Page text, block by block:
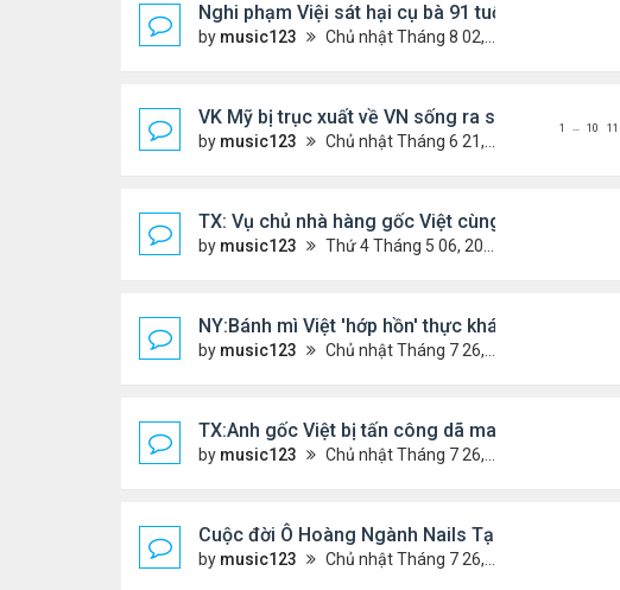
Nghi phạm Việi sát hại cụ bà 91 tuổi, phi tang
by music123 Chủ nhật Tháng 8 02, 2026 6:14 pm
VK Mỹ bị trục xuất về VN sống ra sao
by music123 Chủ nhật Tháng 6 21, 2026 7:33 pm
1 … 10 11
TX: Vụ chủ nhà hàng gốc Việt cùng hai con bị
by music123 Thứ 4 Tháng 5 06, 2026 4:53 am
NY:Bánh mì Việt 'hớp hồn' thực khách Mỹ
by music123 Chủ nhật Tháng 7 26, 2026 4:58 pm
TX:Anh gốc Việt bị tấn công dã man, khó qua khỏi
by music123 Chủ nhật Tháng 7 26, 2026 4:24 pm
Cuộc đời Ô Hoàng Ngành Nails Tại Mỹ
by music123 Chủ nhật Tháng 7 26, 2026 4:17 pm